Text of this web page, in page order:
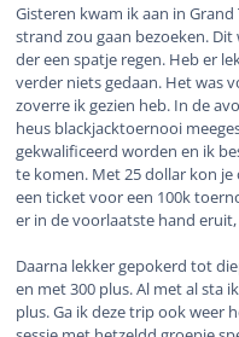
Gisteren kwam ik aan in
strand zou gaan bezoeken.
der een spatje regen. Heb er
verder niets gedaan. Het was
zoverre ik gezien heb. In de
heus blackjacktoernooi
gekwalificeerd worden en ik
te komen. Met 25 dollar kon
een ticket voor een 100k
er in de voorlaatste hand
Daarna lekker gepokerd tot
en met 300 plus. Al met al sta
plus. Ga ik deze trip ook weer